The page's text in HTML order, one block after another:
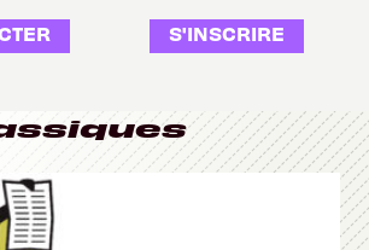
S'INSCRIRE